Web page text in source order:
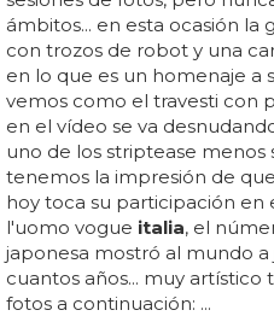
ámbitos... en esta ocasión la
con trozos de robot y una
en lo que es un homenaje a
vemos como el travesti con
en el vídeo se va
uno de los striptease menos
tenemos la impresión de
hoy toca su participación
l'uomo vogue italia, el
japonesa mostró al mundo
cuantos años... muy artístico
fotos a continuación: ...